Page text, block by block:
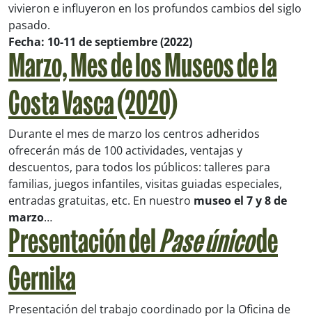
vivieron e influyeron en los profundos cambios del siglo
pasado.
Fecha: 10-11 de septiembre (2022)
Marzo, Mes de los Museos de la
Costa Vasca (2020)
Durante el mes de marzo los centros adheridos
ofrecerán más de 100 actividades, ventajas y
descuentos, para todos los públicos: talleres para
familias, juegos infantiles, visitas guiadas especiales,
entradas gratuitas, etc. En nuestro museo el 7 y 8 de
marzo…
Presentación delPase únicode
Gernika
Presentación del trabajo coordinado por la Oficina de